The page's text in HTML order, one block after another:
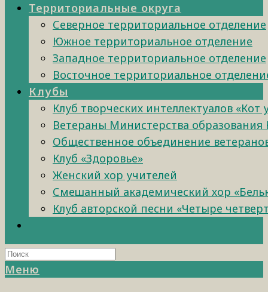
Территориальные округа
Северное территориальное отделение
Южное территориальное отделение
Западное территориальное отделение
Восточное территориальное
Клубы
Клуб творческих интеллектуалов «Кот
Ветераны Министерства образования
Общественное объединение
Клуб «Здоровье»
Женский хор учителей
Смешанный академический хор
Клуб авторской песни «Четыре
Меню